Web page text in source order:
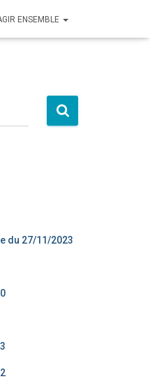
ENSEMBLE
du 27/11/2023